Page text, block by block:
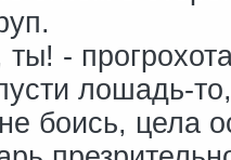
-
лошадь-
боись, цела